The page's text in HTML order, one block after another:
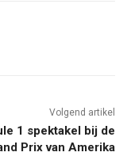
Volgend artikel
1 spektakel bij de
Prix van Amerika